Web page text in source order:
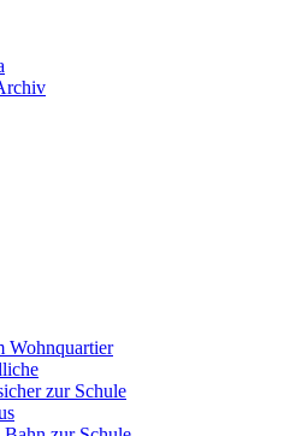
Wohnquartier
zur Schule